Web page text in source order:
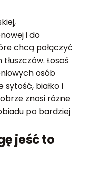
i do
chcą połączyć
Łosoś
osób
białko i
znosi różne
po bardziej
jeść to